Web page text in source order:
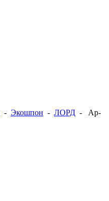
- Экошпон - ЛОРД - Ар-